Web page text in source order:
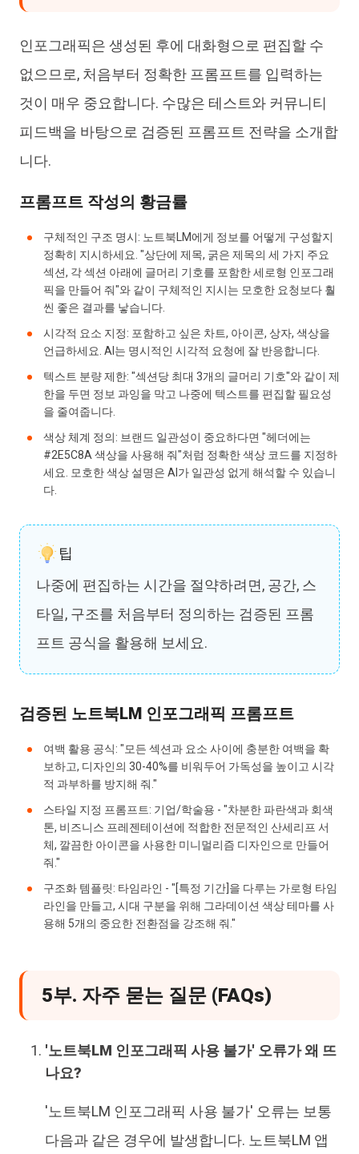
인포그래픽은 생성된 후에 대화형으로 편집할 수
없으므로, 처음부터 정확한 프롬프트를 입력하는
것이 매우 중요합니다. 수많은 테스트와 커뮤니티
피드백을 바탕으로 검증된 프롬프트 전략을 소개합
니다.
프롬프트 작성의 황금률
구체적인 구조 명시: 노트북LM에게 정보를 어떻게 구성할지
정확히 지시하세요. "상단에 제목, 굵은 제목의 세 가지 주요
섹션, 각 섹션 아래에 글머리 기호를 포함한 세로형 인포그래
픽을 만들어 줘"와 같이 구체적인 지시는 모호한 요청보다 훨
씬 좋은 결과를 낳습니다.
시각적 요소 지정: 포함하고 싶은 차트, 아이콘, 상자, 색상을
언급하세요. AI는 명시적인 시각적 요청에 잘 반응합니다.
텍스트 분량 제한: "섹션당 최대 3개의 글머리 기호"와 같이 제
한을 두면 정보 과잉을 막고 나중에 텍스트를 편집할 필요성
을 줄여줍니다.
색상 체계 정의: 브랜드 일관성이 중요하다면 "헤더에는
#2E5C8A 색상을 사용해 줘"처럼 정확한 색상 코드를 지정하
세요. 모호한 색상 설명은 AI가 일관성 없게 해석할 수 있습니
다.
팁
나중에 편집하는 시간을 절약하려면, 공간, 스
타일, 구조를 처음부터 정의하는 검증된 프롬
프트 공식을 활용해 보세요.
검증된 노트북LM 인포그래픽 프롬프트
여백 활용 공식: "모든 섹션과 요소 사이에 충분한 여백을 확
보하고, 디자인의 30-40%를 비워두어 가독성을 높이고 시각
적 과부하를 방지해 줘."
스타일 지정 프롬프트: 기업/학술용 - "차분한 파란색과 회색
톤, 비즈니스 프레젠테이션에 적합한 전문적인 산세리프 서
체, 깔끔한 아이콘을 사용한 미니멀리즘 디자인으로 만들어
줘."
구조화 템플릿: 타임라인 - "[특정 기간]을 다루는 가로형 타임
라인을 만들고, 시대 구분을 위해 그라데이션 색상 테마를 사
용해 5개의 중요한 전환점을 강조해 줘."
5부. 자주 묻는 질문 (FAQs)
'노트북LM 인포그래픽 사용 불가' 오류가 왜 뜨
나요?
'노트북LM 인포그래픽 사용 불가' 오류는 보통
다음과 같은 경우에 발생합니다. 노트북LM 앱